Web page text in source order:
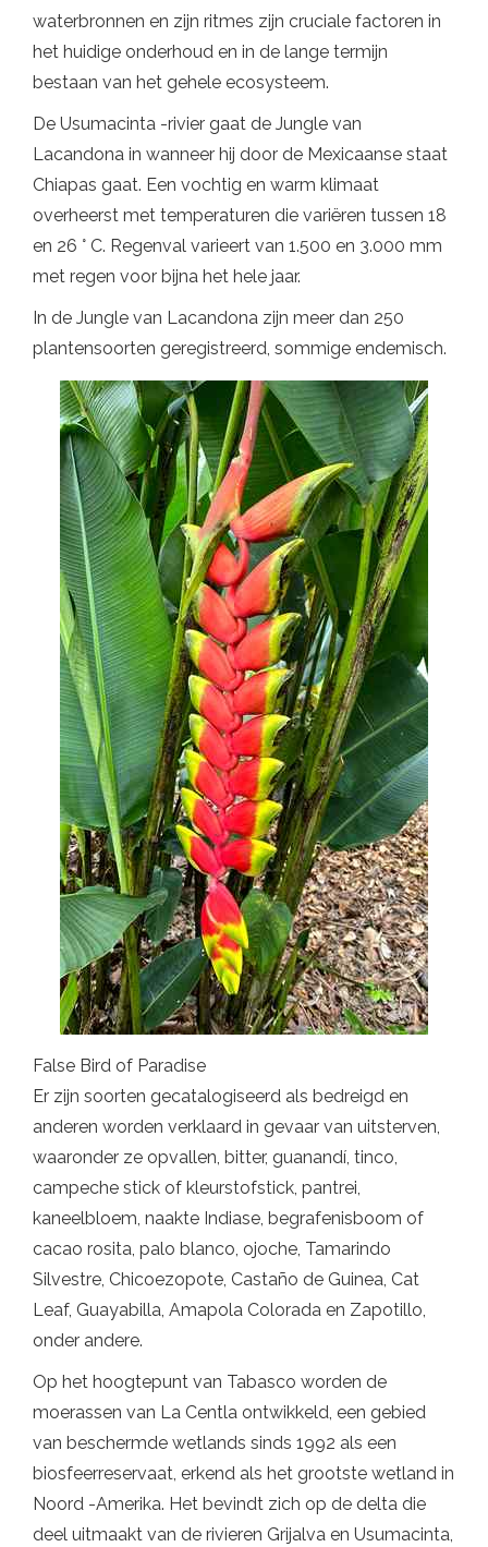
waterbronnen en zijn ritmes zijn cruciale factoren in
het huidige onderhoud en in de lange termijn
bestaan ​​van het gehele ecosysteem.
De Usumacinta -rivier gaat de Jungle van
Lacandona in wanneer hij door de Mexicaanse staat
Chiapas gaat. Een vochtig en warm klimaat
overheerst met temperaturen die variëren tussen 18
en 26 ° C. Regenval varieert van 1.500 en 3.000 mm
met regen voor bijna het hele jaar.
In de Jungle van Lacandona zijn meer dan 250
plantensoorten geregistreerd, sommige endemisch.
False Bird of Paradise
Er zijn soorten gecatalogiseerd als bedreigd en
anderen worden verklaard in gevaar van uitsterven,
waaronder ze opvallen, bitter, guanandí, tinco,
campeche stick of kleurstofstick, pantrei,
kaneelbloem, naakte Indiase, begrafenisboom of
cacao rosita, palo blanco, ojoche, Tamarindo
Silvestre, Chicoezopote, Castaño de Guinea, Cat
Leaf, Guayabilla, Amapola Colorada en Zapotillo,
onder andere.
Op het hoogtepunt van Tabasco worden de
moerassen van La Centla ontwikkeld, een gebied
van beschermde wetlands sinds 1992 als een
biosfeerreservaat, erkend als het grootste wetland in
Noord -Amerika. Het bevindt zich op de delta die
deel uitmaakt van de rivieren Grijalva en Usumacinta,